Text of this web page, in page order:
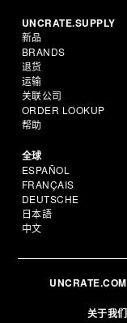
UNCRATE.SUPPLY
新品
BRANDS
退货
运输
关联公司
ORDER LOOKUP
帮助
全球
ESPAÑOL
FRANÇAIS
DEUTSCHE
日本語
中文
UNCRATE.COM
关于我们